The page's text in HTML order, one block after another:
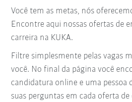
Você tem as metas, nós
Encontre aqui nossas ofertas de
carreira na KUKA.
Filtre simplesmente pelas vagas
você. No final da página você
candidatura online e uma pessoa
suas perguntas em cada oferta de